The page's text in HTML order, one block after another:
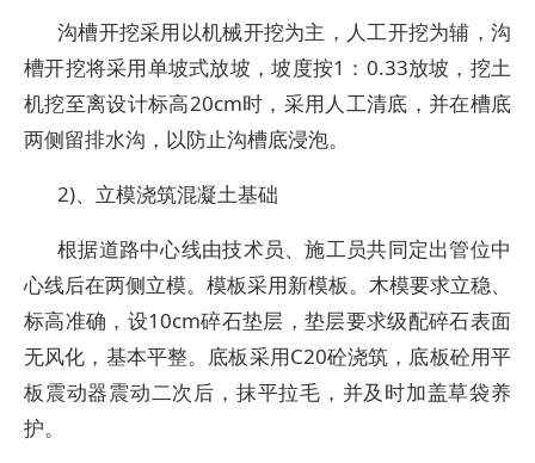
沟槽开挖采用以机械开挖为主，人工开挖为辅，沟
槽开挖将采用单坡式放坡，坡度按1：0.33放坡，挖土
机挖至离设计标高20cm时，采用人工清底，并在槽底
两侧留排水沟，以防止沟槽底浸泡。
2)、立模浇筑混凝土基础
根据道路中心线由技术员、施工员共同定出管位中
心线后在两侧立模。模板采用新模板。木模要求立稳、
标高准确，设10cm碎石垫层，垫层要求级配碎石表面
无风化，基本平整。底板采用C20砼浇筑，底板砼用平
板震动器震动二次后，抹平拉毛，并及时加盖草袋养
护。